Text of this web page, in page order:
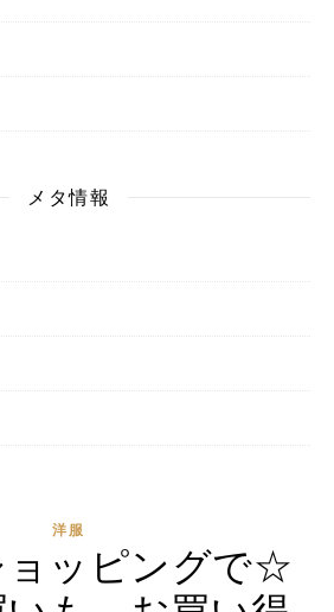
メタ情報
洋服
ョッピングで☆